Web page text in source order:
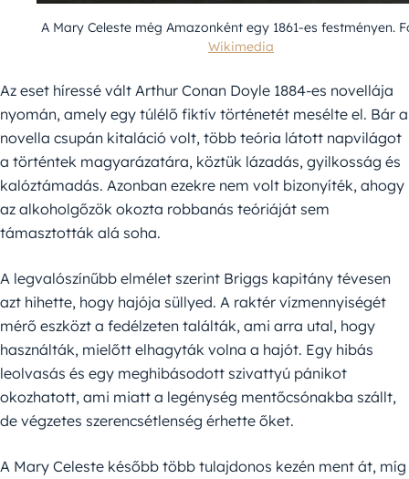
A Mary Celeste még Amazonként egy 1861-es festményen.
Wikimedia
Az eset híressé vált Arthur Conan Doyle 1884-es novellája
nyomán, amely egy túlélő fiktív történetét mesélte el. Bár a
novella csupán kitaláció volt, több teória látott napvilágot
a történtek magyarázatára, köztük lázadás, gyilkosság és
kalóztámadás. Azonban ezekre nem volt bizonyíték, ahogy
az alkoholgőzök okozta robbanás teóriáját sem
támasztották alá soha.
A legvalószínűbb elmélet szerint Briggs kapitány tévesen
azt hihette, hogy hajója süllyed. A raktér vízmennyiségét
mérő eszközt a fedélzeten találták, ami arra utal, hogy
használták, mielőtt elhagyták volna a hajót. Egy hibás
leolvasás és egy meghibásodott szivattyú pánikot
okozhatott, ami miatt a legénység mentőcsónakba szállt,
de végzetes szerencsétlenség érhette őket.
A Mary Celeste később több tulajdonos kezén ment át, míg